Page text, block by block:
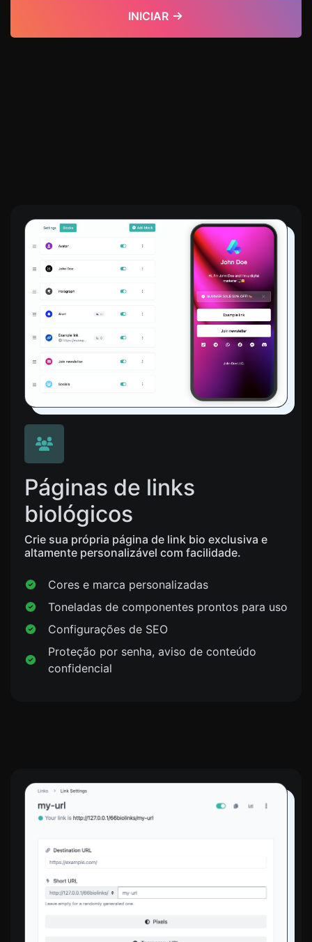
INICIAR
Páginas de links
biológicos
Crie sua própria página de link bio exclusiva e
altamente personalizável com facilidade.
Cores e marca personalizadas
Toneladas de componentes prontos para uso
Configurações de SEO
Proteção por senha, aviso de conteúdo
confidencial